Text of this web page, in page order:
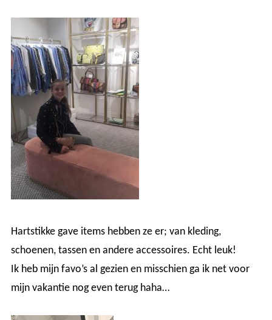
Hartstikke gave items hebben ze er; van kleding,
schoenen, tassen en andere accessoires. Echt leuk!
Ik heb mijn favo’s al gezien en misschien ga ik net voor
mijn vakantie nog even terug haha…